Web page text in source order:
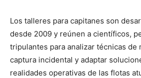
Los talleres para capitanes son
desde 2009 y reúnen a científicos,
tripulantes para analizar técnicas de
captura incidental y adaptar
realidades operativas de las flotas